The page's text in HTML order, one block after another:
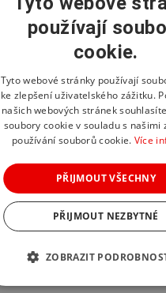
používají
cookie.
Tyto webové stránky používají
ke zlepšení uživatelského zážitku.
našich webových stránek
soubory cookie v souladu s našimi
používání souborů cookie. Více
PŘIJMOUT VŠECHNY
PŘIJMOUT NEZBYTNÉ
ZOBRAZIT